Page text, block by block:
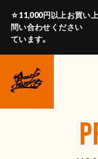
☆11,000円以上お買い
問い合わせください
ています。